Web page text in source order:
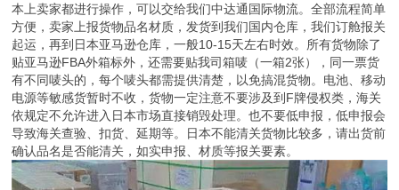
本上卖家都进行操作，可以交给我们中达通国际物流。全部流程简单
方便，卖家上报货物品名材质，发货到我们国内仓库，我们订舱报关
起运，再到日本亚马逊仓库，一般10-15天左右时效。所有货物除了
贴亚马逊FBA外箱标外，还需要贴我司箱唛（一箱2张），同一票货
有不同唛头的，每个唛头都需提供清楚，以免搞混货物。电池、移动
电源等敏感货暂时不收，货物一定注意不要涉及到F牌侵权类，海关
依规定不允许进入日本市场直接销毁处理。也不要低申报，低申报会
导致海关查验、扣货、延期等。日本不能清关货物比较多，请出货前
确认品名是否能清关，如实申报、材质等报关要素。